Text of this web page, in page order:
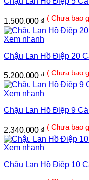
1.500.000 ₫ ( Chưa bao
Xem nhanh
Chậu Lan Hồ Điệp 20
5.200.000 ₫ ( Chưa bao
Xem nhanh
Chậu Lan Hồ Điệp 9
2.340.000 ₫ ( Chưa bao
Xem nhanh
Chậu Lan Hồ Điệp 10